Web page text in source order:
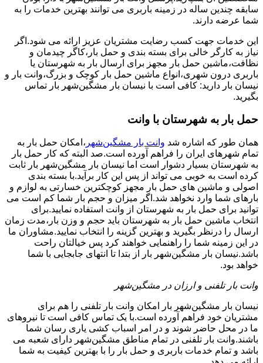
سابقه چندین ساله در زمینه باربری می توانند بهترین خدمات را به
شما عرضه دارند.
این خدمات جهت کسب رضایت مشتریان عزیز ارائه می شود.اگر
نیاز به کارگر خالی برای بسته بندی و حمل بار،کاگر چیدمان و
نظافت،ماشین حمل بار مجهز برای ارسال بار به شهرستان یا
باربری درون شهری،انواع ماشین حمل بار کوچک و بزرگ،وانت بار و
نیسان بار دارید: کافی است با نیسان بار مشگین‌شهر بار تماس
بگیرید.
حمل بار به شهرستان با وانت
همان طور که اشاره شد وانت بار مشگین‌شهر ،امکان حمل بار به
تمام شهرهای ایران را فراهم آورده است.صد البته که کار حمل بار
به شهرستان بسیار دشوار است اما نیسان بار مشگین‌شهر بار ثابت
کرده است به خوبی می تواند از پس این کار برآید.با بسته بندی
اصولی و ماشین های حمل بار مجهز کوچکترین خسارتی به لوازم و
بارهای شما وارد نخواهد شد.اگر میزان و حجم بار شما کم است می
توانید برای حمل بار به شهرستان از وانت استفاده نمایید.برای
انتخاب ماشین حمل بار به شهرستان باید حجم و وزن بار،مدت زمان
ارسال را درنظر بگیرید و بهترین گزینه را انتخاب نمایید.مشاوران ما
در این زمینه شما را راهنمایی خواهند کرد پس خیالتان راحت
باشد.نیسان بار مشگین‌شهر بار از بتدا تا انتهای جابجایی با شما
خواهد بود.
وانت بار تلفنی و ارزان در مشگین‌شهر
نیسان بار مشگین‌شهر بار امکان وانت بار تلفنی را هم برای
مشتریان خود فراهم آورده است.با یک تماس کافی است تا نیروهای
ما در محل حاضر شوند و در امر اسباب کشی یاری رسان شما
باشند.وانت بار تلفنی در تمام مناطق مشگین‌شهر دارای شعبه می
باشد و تمام خدمات باربری و حمل بار را با بهترین کیفیت به شما